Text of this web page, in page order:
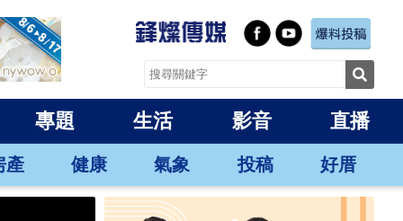
專題 生活 影音 直播
產 健康 氣象 投稿 好厝